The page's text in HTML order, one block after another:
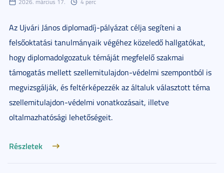
2026. március 17. 4 perc
Az Ujvári János diplomadíj-pályázat célja segíteni a
felsőoktatási tanulmányaik végéhez közeledő hallgatókat,
hogy diplomadolgozatuk témáját megfelelő szakmai
támogatás mellett szellemitulajdon-védelmi szempontból is
megvizsgálják, és feltérképezzék az általuk választott téma
szellemitulajdon-védelmi vonatkozásait, illetve
oltalmazhatósági lehetőségeit.
Részletek